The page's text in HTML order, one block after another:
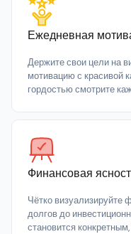
Ежедневная
Держите свои цели на
мотивацию с красивой
гордостью смотрите
Финансовая
Чётко визуализируйте
долгов до
становится